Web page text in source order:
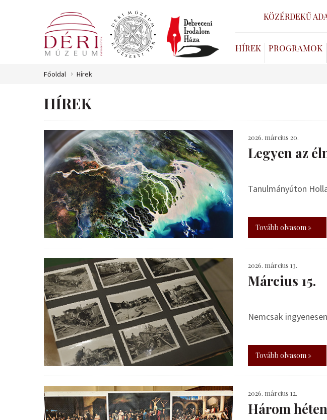
KÖZÉRDEKŰ
HÍREK PROGRAMOK
Főoldal Hírek
HÍREK
2026. március 20.
Legyen az
Tanulmányúton
Tovább olvasom »
2026. március 13.
Március 15.
Nemcsak
Tovább olvasom »
2026. március 12.
Három